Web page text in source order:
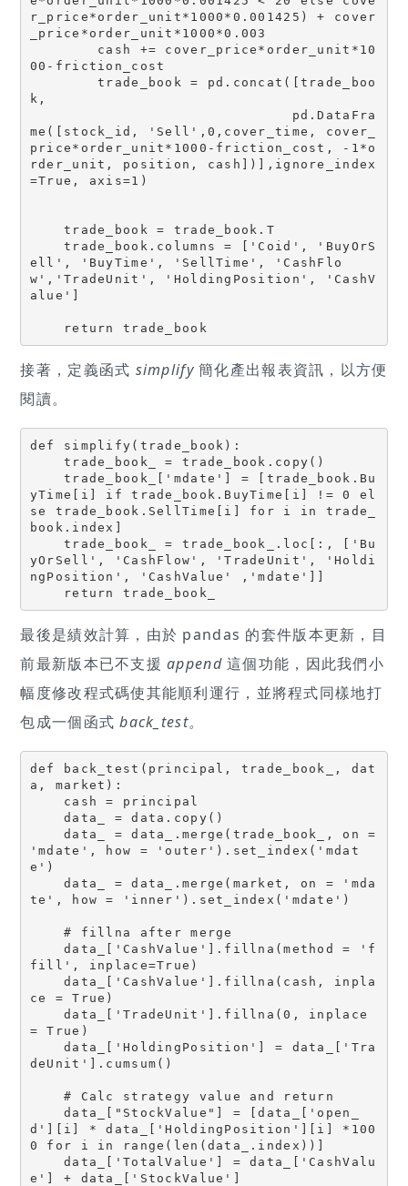
r_price*order_unit*1000*0.001425) + cover
_price*order_unit*1000*0.003
00-friction_cost
        trade_book = pd.concat([trade_boo
k,
me([stock_id, 'Sell',0,cover_time, cover_
price*order_unit*1000-friction_cost, -1*o
rder_unit, position, cash])],ignore_index
=True, axis=1)
    trade_book = trade_book.T
    trade_book.columns = ['Coid', 'BuyOrS
ell', 'BuyTime', 'SellTime', 'CashFlo
w','TradeUnit', 'HoldingPosition', 'CashV
alue']
接著，定義函式 simplify簡化產出報表資訊，以方便
閱讀。
def simplify(trade_book):
    trade_book_ = trade_book.copy()
    trade_book_['mdate'] = [trade_book.Bu
yTime[i] if trade_book.BuyTime[i] != 0 el
se trade_book.SellTime[i] for i in trade_
book.index]
    trade_book_ = trade_book_.loc[:, ['Bu
yOrSell', 'CashFlow', 'TradeUnit', 'Holdi
ngPosition', 'CashValue' ,'mdate']]
    return trade_book_
最後是績效計算，由於 pandas 的套件版本更新，目
前最新版本已不支援append這個功能，因此我們小
幅度修改程式碼使其能順利運行，並將程式同樣地打
包成一個函式back_test。
def back_test(principal, trade_book_, dat
a, market):
    data_ = data.copy()
    data_ = data_.merge(trade_book_, on =
'mdate', how = 'outer').set_index('mdat
e')
    data_ = data_.merge(market, on = 'mda
te', how = 'inner').set_index('mdate')
    # fillna after merge
    data_['CashValue'].fillna(method = 'f
fill', inplace=True)
    data_['CashValue'].fillna(cash, inpla
ce = True)
    data_['TradeUnit'].fillna(0, inplace
= True)
    data_['HoldingPosition'] = data_['Tra
deUnit'].cumsum()
    # Calc strategy value and return
    data_["StockValue"] = [data_['open_
d'][i] * data_['HoldingPosition'][i] *100
0 for i in range(len(data_.index))]
    data_['TotalValue'] = data_['CashValu
e'] + data_['StockValue']